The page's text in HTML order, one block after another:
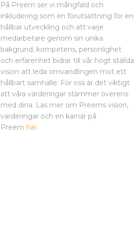
På Preem ser vi mångfald och
inkludering som en förutsättning för en
hållbar utveckling och att varje
medarbetare genom sin unika
bakgrund, kompetens, personlighet
och erfarenhet bidrar till vår högt ställda
vision att leda omvandlingen mot ett
hållbart samhälle. För oss är det viktigt
att våra värderingar stämmer överens
med dina. Läs mer om Preems vision,
värderingar och en karriär på
Preem här.